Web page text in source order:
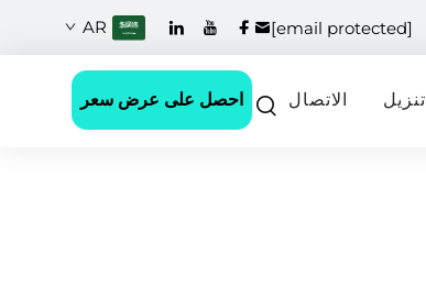
[email protected]
AR
تنزيل الاتصال احصل على عرض سعر